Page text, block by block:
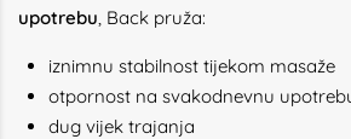
upotrebu, Back pruža:
iznimnu stabilnost tijekom masaže
otpornost na svakodnevnu
dug vijek trajanja